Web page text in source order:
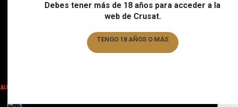
Debes tener más de 18 años para acceder a la
web de Crusat.
TENGO 18 AÑOS O MÁS 178 Products
Augustijn 1